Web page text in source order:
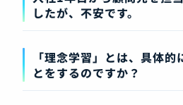
したが、不安です。
「理念学習」とは、具体的
とをするのですか？